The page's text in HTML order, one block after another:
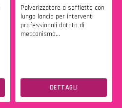
Polverizzatore a soffietto con
lunga lancia per interventi
professionali dotato di
meccanismo...
DETTAGLI